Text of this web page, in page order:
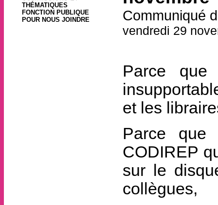
THÉMATIQUES
FONCTION PUBLIQUE
POUR NOUS JOINDRE
Communiqué
vendredi 29
Parce que
et les
Parce
CODIREP
sur le
collègues,